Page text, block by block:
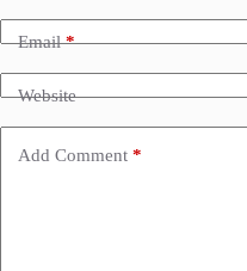
Email*
Website
Add Comment *